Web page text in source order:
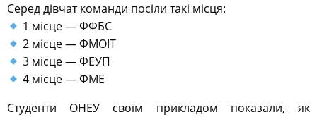
Серед дівчат команди посіли такі місця:
1 місце — ФФБС
2 місце — ФМОІТ
3 місце — ФЕУП
4 місце — ФМЕ
Студенти ОНЕУ своїм прикладом показали, як